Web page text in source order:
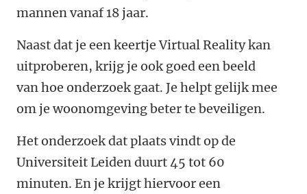
mannen vanaf 18 jaar.
Naast dat je een keertje Virtual Reality kan
uitproberen, krijg je ook goed een beeld
van hoe onderzoek gaat. Je helpt gelijk mee
om je woonomgeving beter te beveiligen.
Het onderzoek dat plaats vindt op de
Universiteit Leiden duurt 45 tot 60
minuten. En je krijgt hiervoor een